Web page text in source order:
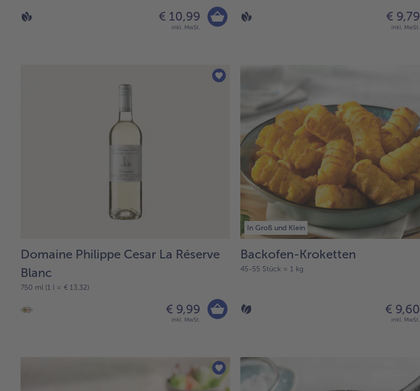
€ 10,99
inkl. MwSt.
€ 9,79
inkl. MwSt.
Domaine Philippe Cesar La Réserve
Blanc
750 ml (1 l = € 13,32)
€ 9,99
inkl. MwSt.
In Groß und Klein
Backofen-Kroketten
45-55 Stück = 1 kg
€ 9,60
inkl. MwSt.